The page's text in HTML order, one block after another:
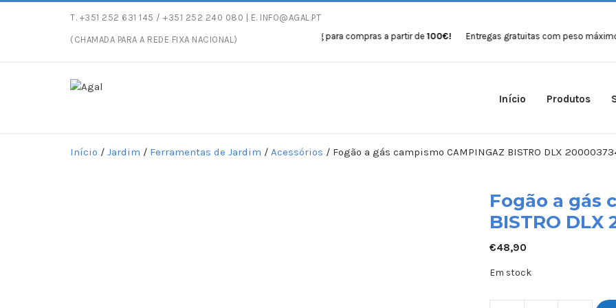
T. +351 252 631 145 / +351 252 240 080 | E. INFO@AGAL.PT
(CHAMADA PARA A REDE FIXA NACIONAL)
Entregas gratuitas com peso máximo de 30kg para compras a partir de100€! Entregas gratuitas com peso máximo de 30kg
Início Produtos
Início / Jardim / Ferramentas de Jardim / Acessórios / Fogão a gás campismo CAMPINGAZ BISTRO DLX
Fogão a gás
BISTRO DLX
€48,90
Em stock